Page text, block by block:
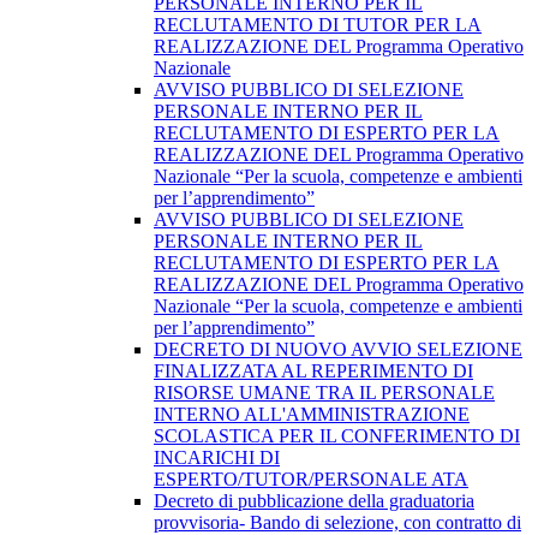
RECLUTAMENTO DI TUTOR PER LA
REALIZZAZIONE DEL Programma Operativo
Nazionale
AVVISO PUBBLICO DI SELEZIONE
PERSONALE INTERNO PER IL
RECLUTAMENTO DI ESPERTO PER LA
REALIZZAZIONE DEL Programma Operativo
Nazionale “Per la scuola, competenze e ambienti
per l’apprendimento”
AVVISO PUBBLICO DI SELEZIONE
PERSONALE INTERNO PER IL
RECLUTAMENTO DI ESPERTO PER LA
REALIZZAZIONE DEL Programma Operativo
Nazionale “Per la scuola, competenze e ambienti
per l’apprendimento”
DECRETO DI NUOVO AVVIO SELEZIONE
FINALIZZATA AL REPERIMENTO DI
RISORSE UMANE TRA IL PERSONALE
INTERNO ALL'AMMINISTRAZIONE
SCOLASTICA PER IL CONFERIMENTO DI
INCARICHI DI
ESPERTO/TUTOR/PERSONALE ATA
Decreto di pubblicazione della graduatoria
provvisoria- Bando di selezione, con contratto di